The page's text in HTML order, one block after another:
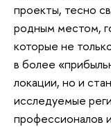
проекты, тесно
родным местом,
которые не
в более
локации, но и
исследуемые
профессионалов